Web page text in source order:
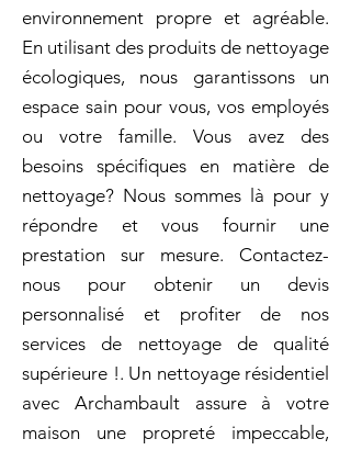
environnement propre et agréable.
En utilisant des produits de nettoyage
écologiques, nous garantissons un
espace sain pour vous, vos employés
ou votre famille. Vous avez des
besoins spécifiques en matière de
nettoyage? Nous sommes là pour y
répondre et vous fournir une
prestation sur mesure. Contactez-
nous pour obtenir un devis
personnalisé et profiter de nos
services de nettoyage de qualité
supérieure !. Un nettoyage résidentiel
avec Archambault assure à votre
maison une propreté impeccable,